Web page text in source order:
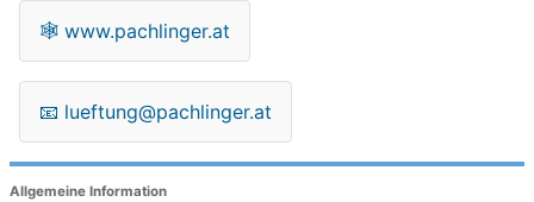
🕸 www.pachlinger.at
📧 lueftung@pachlinger.at
Allgemeine Information